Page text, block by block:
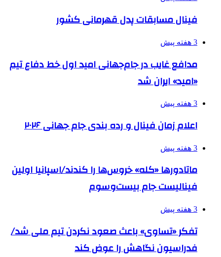
فینال مسابقات پدل قهرمانی کشور
3 هفته پیش
مدافع غایب در جام‌جهانی امید اول خط دفاع تیم
«امید» ایران شد
3 هفته پیش
اعلام زمان فینال و رده بندی جام جهانی ۲۰۲۶
3 هفته پیش
ماتادورها «کله» خروس‌ها را کندند/اسپانیا اولین
فینالیست جام بیست‌وسوم
3 هفته پیش
تفکر «تساوی» باعث صعود نکردن تیم ملی شد/
فدراسیون نگاهش را عوض کند